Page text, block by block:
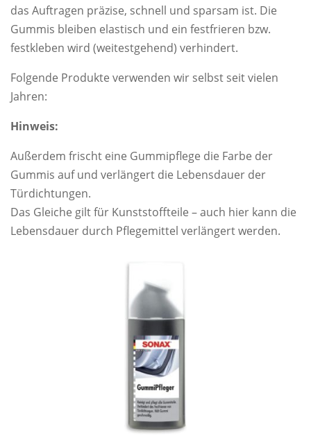
das Auftragen präzise, schnell und sparsam ist. Die
Gummis bleiben elastisch und ein festfrieren bzw.
festkleben wird (weitestgehend) verhindert.
Folgende Produkte verwenden wir selbst seit vielen
Jahren:
Hinweis:
Außerdem frischt eine Gummipflege die Farbe der
Gummis auf und verlängert die Lebensdauer der
Türdichtungen.
Das Gleiche gilt für Kunststoffteile – auch hier kann die
Lebensdauer durch Pflegemittel verlängert werden.